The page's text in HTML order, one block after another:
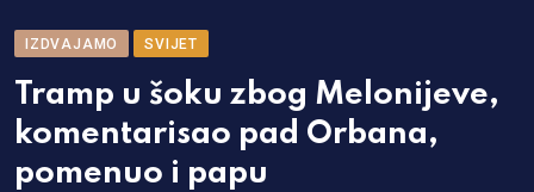
IZDVAJAMO SVIJET
Tramp u šoku zbog Melonijeve,
komentarisao pad Orbana,
pomenuo i papu